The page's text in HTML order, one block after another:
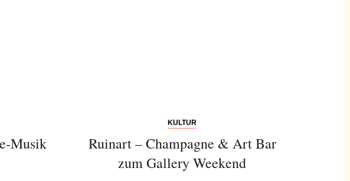
Musik
KULTUR
Ruinart – Champagne & Art Bar
zum Gallery Weekend